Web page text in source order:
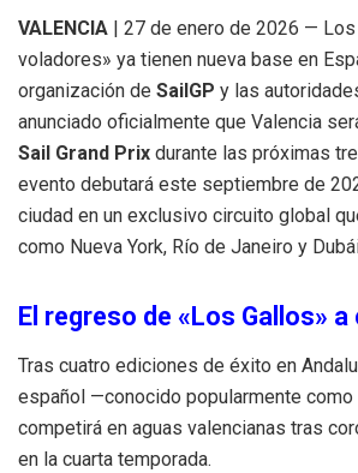
VALENCIA | 27 de enero de 2026 — Los
voladores» ya tienen nueva base en
organización de SailGP y las
anunciado oficialmente que Valencia
Sail Grand Prix durante las próximas
evento debutará este septiembre de
ciudad en un exclusivo circuito global
como Nueva York, Río de Janeiro y
El regreso de «Los Gallos» a
Tras cuatro ediciones de éxito en
español —conocido popularmente como
competirá en aguas valencianas tras
en la cuarta temporada.